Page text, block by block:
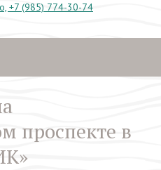
+7 (985) 774-30-74
проспекте в